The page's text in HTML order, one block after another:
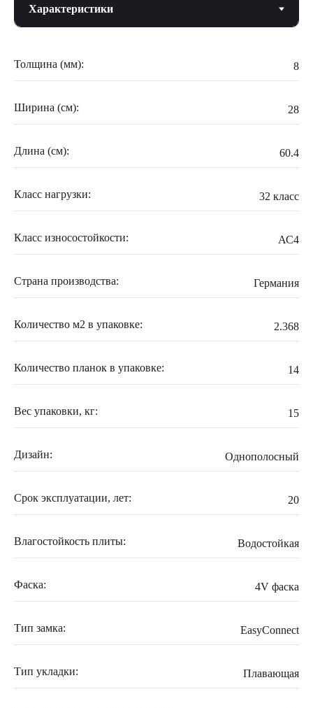
Толщина (мм): 8
Ширина (см): 28
Длина (см): 60.4
Класс нагрузки: 32 класс
Класс износостойкости: АС4
Страна производства: Германия
Количество м2 в упаковке: 2.368
Количество планок в упаковке: 14
Вес упаковки, кг: 15
Дизайн: Однополосный
Срок эксплуатации, лет: 20
Влагостойкость плиты: Водостойкая
Фаска: 4V фаска
Тип замка: EasyConnect
Тип укладки: Плавающая